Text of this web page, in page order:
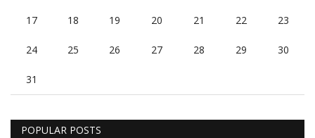
17 18 19 20 21 22 23
24 25 26 27 28 29 30
31
POPULAR POSTS